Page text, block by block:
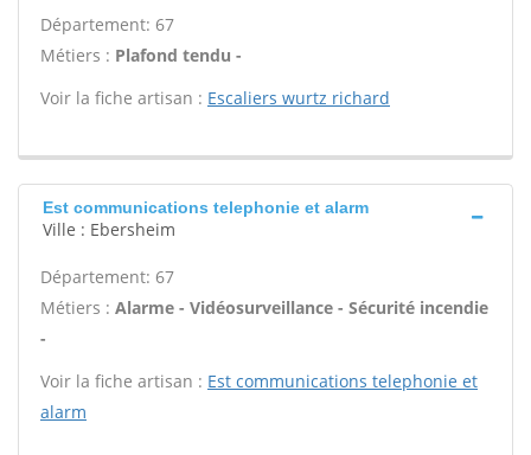
Département: 67
Métiers : Plafond tendu -
Voir la fiche artisan : Escaliers wurtz richard
Est communications telephonie et alarm
Ville : Ebersheim
Département: 67
Métiers : Alarme - Vidéosurveillance - Sécurité incendie
-
Voir la fiche artisan : Est communications telephonie et
alarm